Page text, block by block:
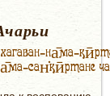
на̄ма-
сан̇кӣртане